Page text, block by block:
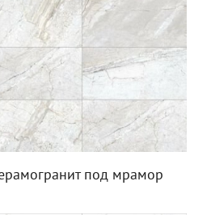
под мрамор